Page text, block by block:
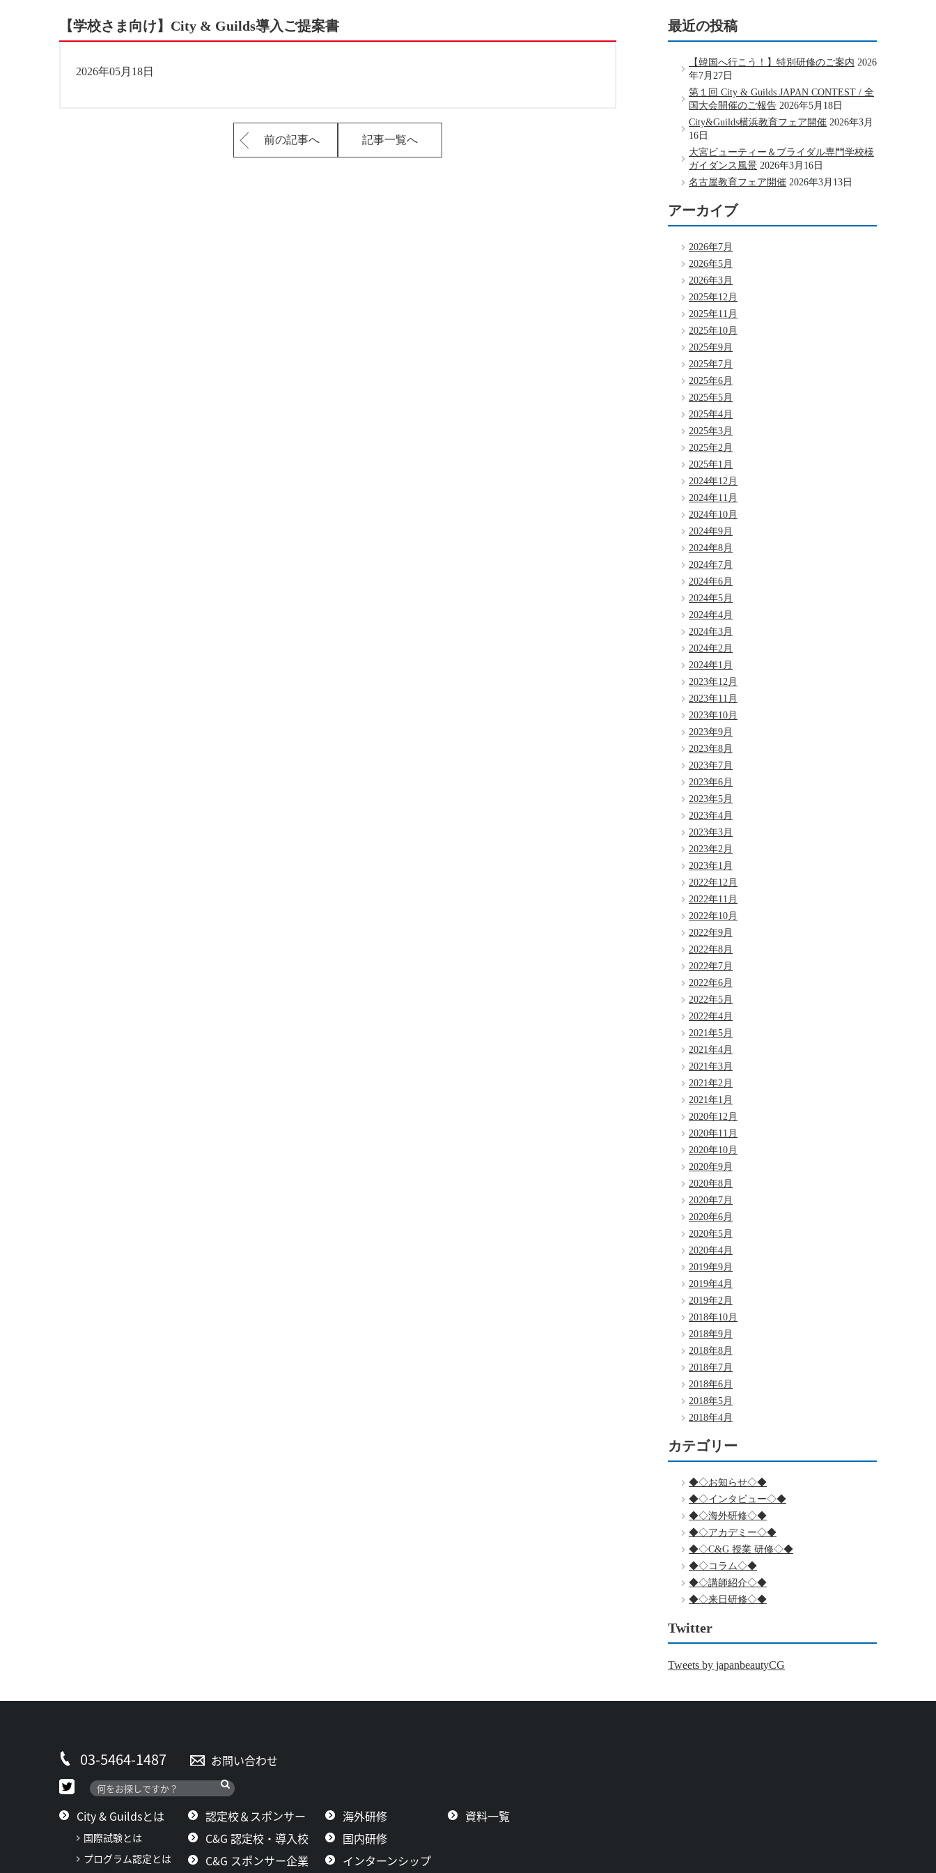
【学校さま向け】City & Guilds導入ご提案書
2026年05月18日
前の記事へ 記事一覧へ
最近の投稿
【韓国へ行こう！】特別研修のご案内 2026
年7月27日
第１回 City & Guilds JAPAN CONTEST / 全
国大会開催のご報告 2026年5月18日
City&Guilds横浜教育フェア開催 2026年3月
16日
大宮ビューティー＆ブライダル専門学校様
ガイダンス風景 2026年3月16日
名古屋教育フェア開催 2026年3月13日
アーカイブ
2026年7月
2026年5月
2026年3月
2025年12月
2025年11月
2025年10月
2025年9月
2025年7月
2025年6月
2025年5月
2025年4月
2025年3月
2025年2月
2025年1月
2024年12月
2024年11月
2024年10月
2024年9月
2024年8月
2024年7月
2024年6月
2024年5月
2024年4月
2024年3月
2024年2月
2024年1月
2023年12月
2023年11月
2023年10月
2023年9月
2023年8月
2023年7月
2023年6月
2023年5月
2023年4月
2023年3月
2023年2月
2023年1月
2022年12月
2022年11月
2022年10月
2022年9月
2022年8月
2022年7月
2022年6月
2022年5月
2022年4月
2021年5月
2021年4月
2021年3月
2021年2月
2021年1月
2020年12月
2020年11月
2020年10月
2020年9月
2020年8月
2020年7月
2020年6月
2020年5月
2020年4月
2019年9月
2019年4月
2019年2月
2018年10月
2018年9月
2018年8月
2018年7月
2018年6月
2018年5月
2018年4月
カテゴリー
◆◇お知らせ◇◆
◆◇インタビュー◇◆
◆◇海外研修◇◆
◆◇アカデミー◇◆
◆◇C&G 授業 研修◇◆
◆◇コラム◇◆
◆◇講師紹介◇◆
◆◇来日研修◇◆
Twitter
Tweets by japanbeautyCG
03-5464-1487 お問い合わせ
City & Guildsとは
国際試験とは
プログラム認定とは
認定校＆スポンサー
C&G 認定校・導入校
C&G スポンサー企業
海外研修
国内研修
インターンシップ
資料一覧